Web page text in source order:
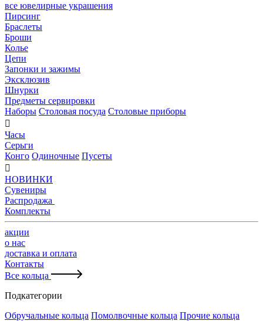
все ювелирные украшения
Пирсинг
Браслеты
Броши
Колье
Цепи
Запонки и зажимы
Эксклюзив
Шнурки
Предметы сервировки
Наборы Столовая посуда Столовые приборы

Часы
Серьги
Конго Одиночные Пусеты

НОВИНКИ
Сувениры
Распродажа
Комплекты
акции
о нас
доставка и оплата
Контакты
Все кольца
Подкатегории
Обручальные кольца Помолвочные кольца Прочие кольца